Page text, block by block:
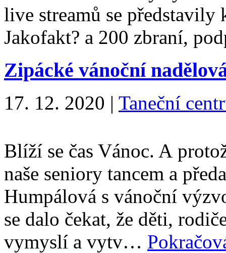
live streamů se
Jakofakt? a 200 zbraní,
Zipácké vánoční
17. 12. 2020 | Taneční
Blíží se čas Vánoc. A
naše seniory tancem a
Humpálová s vánoční
se dalo čekat, že děti,
vymyslí a vytv…